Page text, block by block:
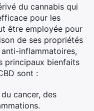
du cannabis qui
pour les
être employée pour
de ses propriétés
inflammatoires,
principaux bienfaits
sont :
cancer, des